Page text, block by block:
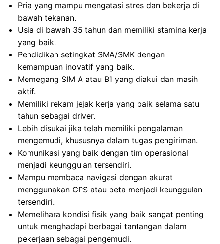
Pria yang mampu mengatasi stres dan bekerja di
bawah tekanan.
Usia di bawah 35 tahun dan memiliki stamina kerja
yang baik.
Pendidikan setingkat SMA/SMK dengan
kemampuan inovatif yang baik.
Memegang SIM A atau B1 yang diakui dan masih
aktif.
Memiliki rekam jejak kerja yang baik selama satu
tahun sebagai driver.
Lebih disukai jika telah memiliki pengalaman
mengemudi, khususnya dalam tugas pengiriman.
Komunikasi yang baik dengan tim operasional
menjadi keunggulan tersendiri.
Mampu membaca navigasi dengan akurat
menggunakan GPS atau peta menjadi keunggulan
tersendiri.
Memelihara kondisi fisik yang baik sangat penting
untuk menghadapi berbagai tantangan dalam
pekerjaan sebagai pengemudi.